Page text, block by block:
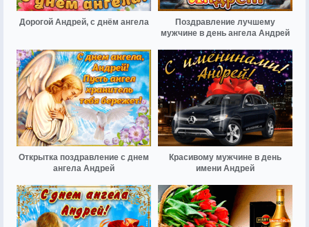
Дорогой Андрей, с днём ангела
Поздравление лучшему
мужчине в день ангела Андрей
Открытка поздравление с днем
ангела Андрей
Красивому мужчине в день
имени Андрей